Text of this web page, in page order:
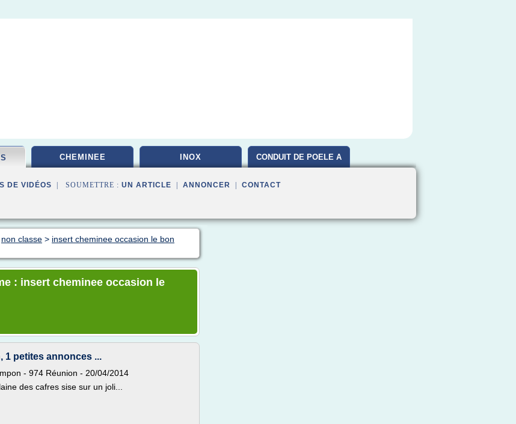
CHEMINEE INOX CONDUIT DE POELE A
DE VIDÉOS | SOUMETTRE : UN ARTICLE ANNONCER CONTACT
non classe > insert cheminee occasion le bon
: insert cheminee occasion le
1 petites annonces ...
- 974 Réunion - 20/04/2014
des cafres sise sur un joli...